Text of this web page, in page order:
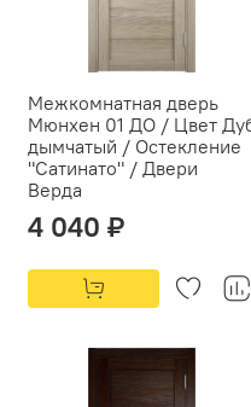
Межкомнатная дверь
Мюнхен 01 ДО / Цвет
дымчатый / Остекление
"Сатинато" / Двери
Верда
4 040 ₽